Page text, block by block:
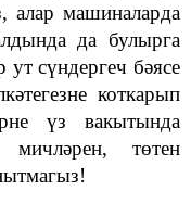
алар машиналарда
да булырга
сүндергеч бәясе
коткарып
үз вакытында
төтен